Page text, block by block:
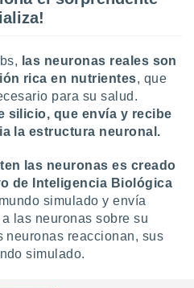
las neuronas reales son
rica en nutrientes, que
para su salud.
silicio, que envía y recibe
la estructura neuronal.
las neuronas es creado
de Inteligencia Biológica
simulado y envía
las neuronas sobre su
neuronas reaccionan, sus
simulado.